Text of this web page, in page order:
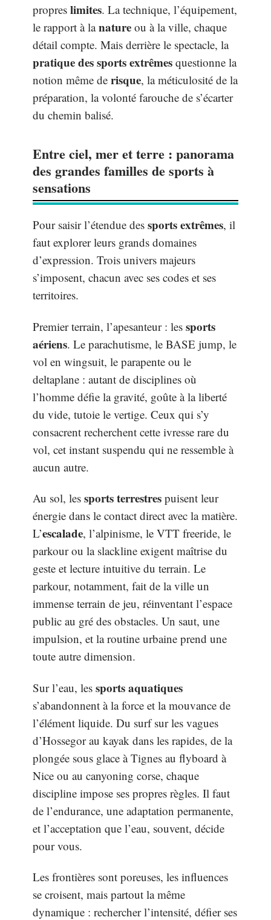
propres limites. La technique, l’équipement,
le rapport à lanature ou à la ville, chaque
détail compte. Mais derrière le spectacle, la
pratique des sports extrêmes questionne la
notion même de risque, la méticulosité de la
préparation, la volonté farouche de s’écarter
du chemin balisé.
Entre ciel, mer et terre : panorama
des grandes familles de sports à
sensations
Pour saisir l’étendue des sports extrêmes, il
faut explorer leurs grands domaines
d’expression. Trois univers majeurs
s’imposent, chacun avec ses codes et ses
territoires.
Premier terrain, l’apesanteur : les sports
aériens. Le parachutisme, le BASE jump, le
vol en wingsuit, le parapente ou le
deltaplane : autant de disciplines où
l’homme défie la gravité, goûte à la liberté
du vide, tutoie le vertige. Ceux qui s’y
consacrent recherchent cette ivresse rare du
vol, cet instant suspendu qui ne ressemble à
aucun autre.
Au sol, les sports terrestres puisent leur
énergie dans le contact direct avec la matière.
L’escalade, l’alpinisme, le VTT freeride, le
parkour ou la slackline exigent maîtrise du
geste et lecture intuitive du terrain. Le
parkour, notamment, fait de la ville un
immense terrain de jeu, réinventant l’espace
public au gré des obstacles. Un saut, une
impulsion, et la routine urbaine prend une
toute autre dimension.
Sur l’eau, les sports aquatiques
s’abandonnent à la force et la mouvance de
l’élément liquide. Du surf sur les vagues
d’Hossegor au kayak dans les rapides, de la
plongée sous glace à Tignes au flyboard à
Nice ou au canyoning corse, chaque
discipline impose ses propres règles. Il faut
de l’endurance, une adaptation permanente,
et l’acceptation que l’eau, souvent, décide
pour vous.
Les frontières sont poreuses, les influences
se croisent, mais partout la même
dynamique : rechercher l’intensité, défier ses